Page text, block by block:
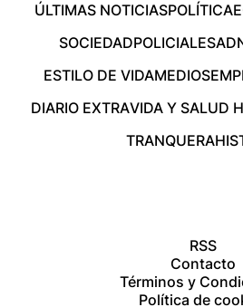
ÚLTIMAS NOTICIASPOLÍTICA
SOCIEDADPOLICIALES
ESTILO DE VIDAMEDIOS
DIARIO EXTRAVIDA Y SALUD
TRANQUERA
RSS
Contacto
Términos y
Política de